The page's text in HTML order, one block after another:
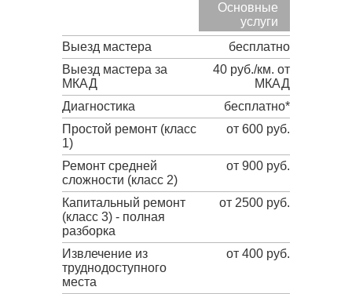
Основные
услуги
Выезд мастера
бесплатно
Выезд мастера за
МКАД
40 руб./км. от
МКАД
Диагностика
бесплатно*
Простой ремонт (класс
1)
от 600 руб.
Ремонт средней
сложности (класс 2)
от 900 руб.
Капитальный ремонт
(класс 3) - полная
разборка
от 2500 руб.
Извлечение из
труднодоступного
места
от 400 руб.